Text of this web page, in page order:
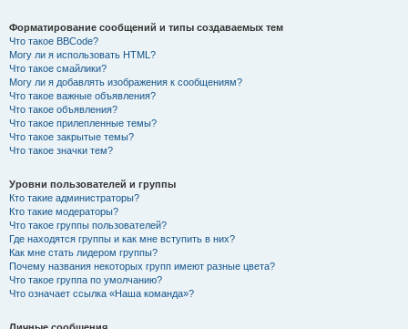
Форматирование сообщений и типы создаваемых тем
Что такое BBCode?
Могу ли я использовать HTML?
Что такое смайлики?
Могу ли я добавлять изображения к сообщениям?
Что такое важные объявления?
Что такое объявления?
Что такое прилепленные темы?
Что такое закрытые темы?
Что такое значки тем?
Уровни пользователей и группы
Кто такие администраторы?
Кто такие модераторы?
Что такое группы пользователей?
Где находятся группы и как мне вступить в них?
Как мне стать лидером группы?
Почему названия некоторых групп имеют разные цвета?
Что такое группа по умолчанию?
Что означает ссылка «Наша команда»?